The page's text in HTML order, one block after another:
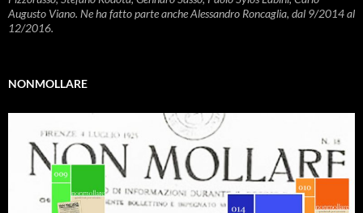
Augusto Viano. Ne ha fatto parte anche Alessandro Roncaglia, dal 9/2014 al
12/2016.
NONMOLLARE